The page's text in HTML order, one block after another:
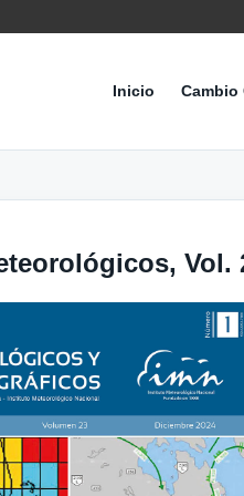
Inicio Cambio
Vol.